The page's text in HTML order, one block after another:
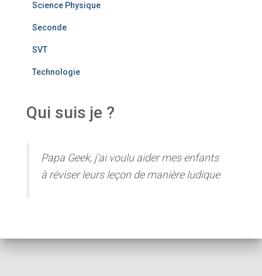
Science Physique
Seconde
SVT
Technologie
Qui suis je ?
Papa Geek, j'ai voulu aider mes enfants
à réviser leurs leçon de manière ludique